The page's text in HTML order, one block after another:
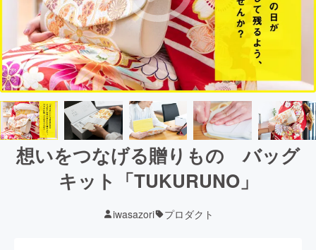
想いをつなげる贈りもの バッグ
キット「TUKURUNO」
iwasazori プロダクト